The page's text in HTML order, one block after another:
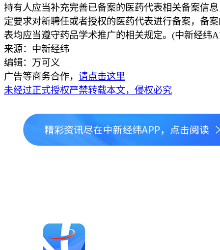
持有人应当补充完善已备案的医药代表相关备案信
定要求对新聘任或者授权的医药代表进行备案，备
表均应当遵守药品学术推广的相关规定。(中新经纬
来源：中新经纬
编辑：万可义
广告等商务合作， 请点击这里
未经过正式授权严禁转载本文，侵权必究